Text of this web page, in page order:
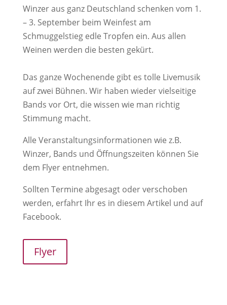
Winzer aus ganz Deutschland schenken vom 1.
– 3. September beim Weinfest am
Schmuggelstieg edle Tropfen ein. Aus allen
Weinen werden die besten gekürt.
Das ganze Wochenende gibt es tolle Livemusik
auf zwei Bühnen. Wir haben wieder vielseitige
Bands vor Ort, die wissen wie man richtig
Stimmung macht.
Alle Veranstaltungsinformationen wie z.B.
Winzer, Bands und Öffnungszeiten können Sie
dem Flyer entnehmen.
Sollten Termine abgesagt oder verschoben
werden, erfahrt Ihr es in diesem Artikel und auf
Facebook.
Flyer